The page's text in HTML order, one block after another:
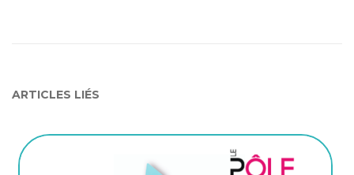
ARTICLES LIÉS